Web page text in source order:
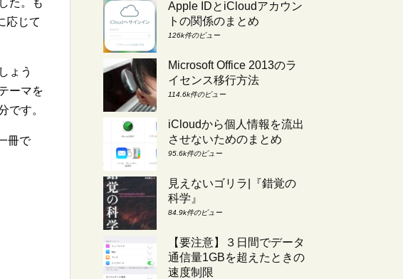
た。も
応じて
ょう
ーマを
です。
冊で
Apple IDとiCloudアカウン
トの関係のまとめ
126k件のビュー
Microsoft Office 2013のラ
イセンス移行方法
114.6k件のビュー
iCloudから個人情報を流出
させないためのまとめ
95.6k件のビュー
見えないゴリラ|『錯覚の
科学』
84.9k件のビュー
【要注意】３日間でデータ
通信量1GBを超えたときの
速度制限